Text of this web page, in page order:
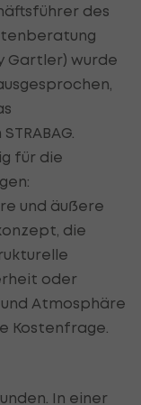
des
Gartler) wurde
für die
und äußere
die
oder
Atmosphäre
Kostenfrage.
In einer